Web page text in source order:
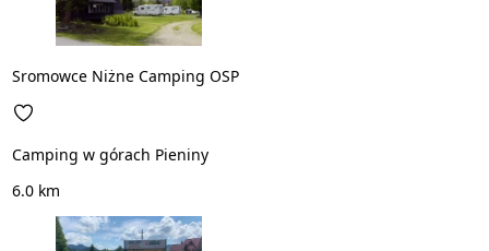
Sromowce Niżne Camping OSP
Camping w górach Pieniny
6.0 km